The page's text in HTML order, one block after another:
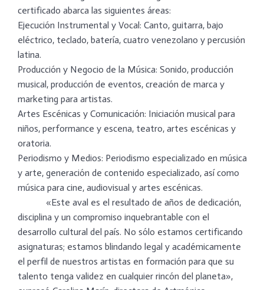
certificado abarca las siguientes áreas:
​Ejecución Instrumental y Vocal: Canto, guitarra, bajo
eléctrico, teclado, batería, cuatro venezolano y percusión
latina.
​Producción y Negocio de la Música: Sonido, producción
musical, producción de eventos, creación de marca y
marketing para artistas.
​Artes Escénicas y Comunicación: Iniciación musical para
niños, performance y escena, teatro, artes escénicas y
oratoria.
​Periodismo y Medios: Periodismo especializado en música
y arte, generación de contenido especializado, así como
música para cine, audiovisual y artes escénicas.
​ «Este aval es el resultado de años de dedicación,
disciplina y un compromiso inquebrantable con el
desarrollo cultural del país. No sólo estamos certificando
asignaturas; estamos blindando legal y académicamente
el perfil de nuestros artistas en formación para que su
talento tenga validez en cualquier rincón del planeta»,